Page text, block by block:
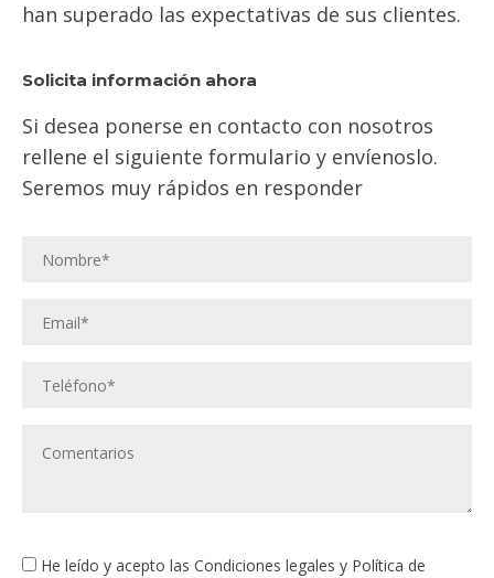
han superado las expectativas de sus clientes.
Solicita información ahora
Si desea ponerse en contacto con nosotros
rellene el siguiente formulario y envíenoslo.
Seremos muy rápidos en responder
He leído y acepto las Condiciones legales y Política de